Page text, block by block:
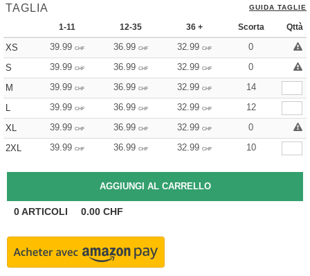
TAGLIA GUIDA TAGLIE
1-11 12-35 36 + Scorta Qttà
XS 39.99 CHF 36.99 CHF 32.99 CHF
0
S
39.99 CHF 36.99 CHF 32.99 CHF
0
M
39.99 CHF 36.99 CHF 32.99 CHF
14
L
39.99 CHF 36.99 CHF 32.99 CHF
12
XL
39.99 CHF 36.99 CHF 32.99 CHF
0
2XL
39.99 CHF 36.99 CHF 32.99 CHF 10
0ARTICOLI 0.00 CHF